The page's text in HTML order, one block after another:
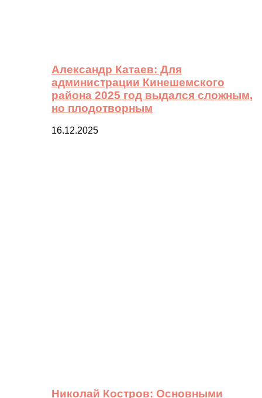
Александр Катаев: Для
администрации Кинешемского
района 2025 год выдался сложным,
но плодотворным
16.12.2025
Николай Костров: Основными